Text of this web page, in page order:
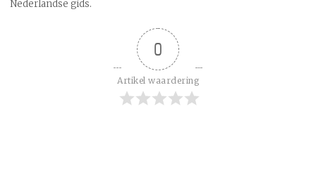
Nederlandse gids.
0
Artikel waardering